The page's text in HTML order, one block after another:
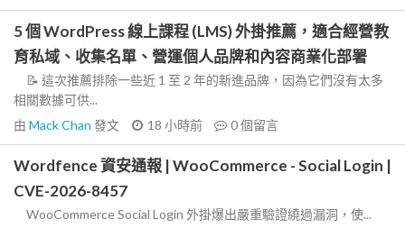
5 個 WordPress 線上課程 (LMS) 外掛推薦，適合經營教
育私域、收集名單、營運個人品牌和內容商業化部署
📝 這次推薦排除一些近 1 至 2 年的新進品牌，因為它們沒有太多
相關數據可供...
由 Mack Chan 發文 18 小時前 0個留言
Wordfence 資安通報 | WooCommerce - Social Login |
CVE-2026-8457
WooCommerce Social Login 外掛爆出嚴重驗證繞過漏洞，使...